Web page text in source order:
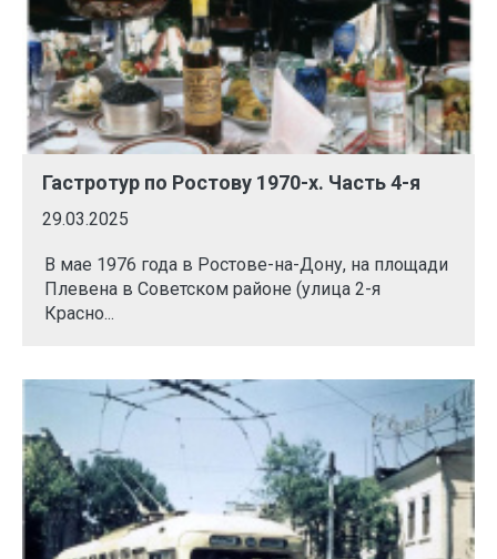
Гастротур по Ростову 1970-х. Часть 4-я
29.03.2025
В мае 1976 года в Ростове-на-Дону, на площади
Плевена в Советском районе (улица 2-я
Красно...